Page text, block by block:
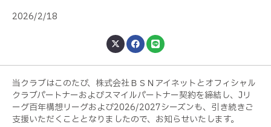
2026/2/18
当クラブはこのたび、株式会社ＢＳＮアイネットとオフィシャル
クラブパートナーおよびスマイルパートナー契約を締結し、Jリ
ーグ百年構想リーグおよび2026/2027シーズンも、引き続きご
支援いただくこととなりましたので、お知らせいたします。